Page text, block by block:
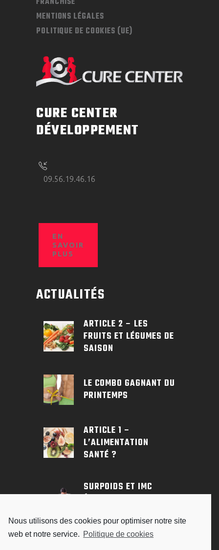
Nous utilisons des cookies pour optimiser notre site
web et notre service. Politique de cookies
MENTIONS LÉGALES
POLITIQUE DE COOKIES (UE)
CURE CENTER
DÉVELOPPEMENT
09.56.19.46.16
EN
SAVOIR
PLUS
ACTUALITÉS
ARTICLE 2 – LES
FRUITS ET LÉGUMES DE
SAISON
LE COMBO GAGNANT DU
PRINTEMPS
ARTICLE 1 –
L’ALIMENTATION
SANTÉ ?
SURPOIDS ET IMC